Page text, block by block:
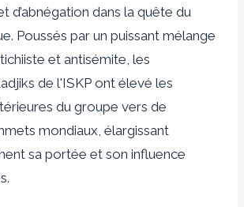
d’abnégation dans la quête du
Poussés par un puissant mélange
et antisémite, les
de l'ISKP ont élevé les
du groupe vers de
mondiaux, élargissant
sa portée et son influence